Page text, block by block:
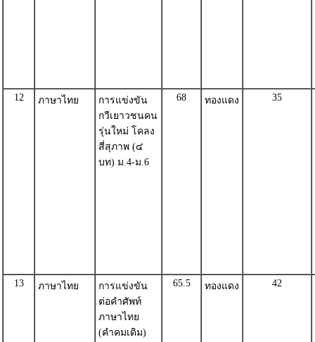
12 ภาษาไทย
การแข่งขัน
กวีเยาวชนคน
รุ่นใหม่ โคลง
สี่สุภาพ (๔
บท) ม.4-ม.6
68 ทองแดง 35
13 ภาษาไทย
การแข่งขัน
ต่อคำศัพท์
ภาษาไทย
(คำคมเดิม)
65.5 ทองแดง 42